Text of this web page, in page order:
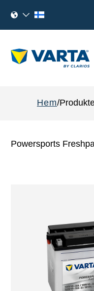
Hem
Powersports